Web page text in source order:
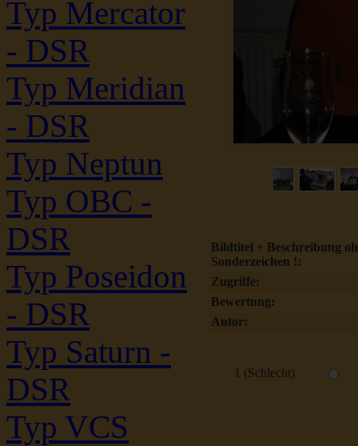
Typ Mercator
- DSR
Typ Meridian
- DSR
Typ Neptun
Typ OBC -
DSR
Typ Poseidon
- DSR
Typ Saturn -
DSR
Typ VCS
Bildtitel + Beschreibung
Sonderzeichen !:
Zugriffe:
Bewertung:
Autor:
1 (Schlecht)